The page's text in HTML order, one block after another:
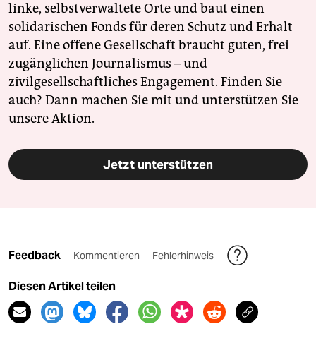
linke, selbstverwaltete Orte und baut einen
solidarischen Fonds für deren Schutz und Erhalt
auf. Eine offene Gesellschaft braucht guten, frei
zugänglichen Journalismus – und
zivilgesellschaftliches Engagement. Finden Sie
auch? Dann machen Sie mit und unterstützen Sie
unsere Aktion.
Jetzt unterstützen
Feedback Kommentieren Fehlerhinweis
Diesen Artikel teilen